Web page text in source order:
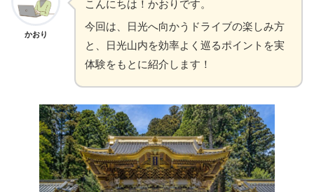
かおり
こんにちは！かおりです。
今回は、日光へ向かうドライブの楽しみ方
と、日光山内を効率よく巡るポイントを実
体験をもとに紹介します！